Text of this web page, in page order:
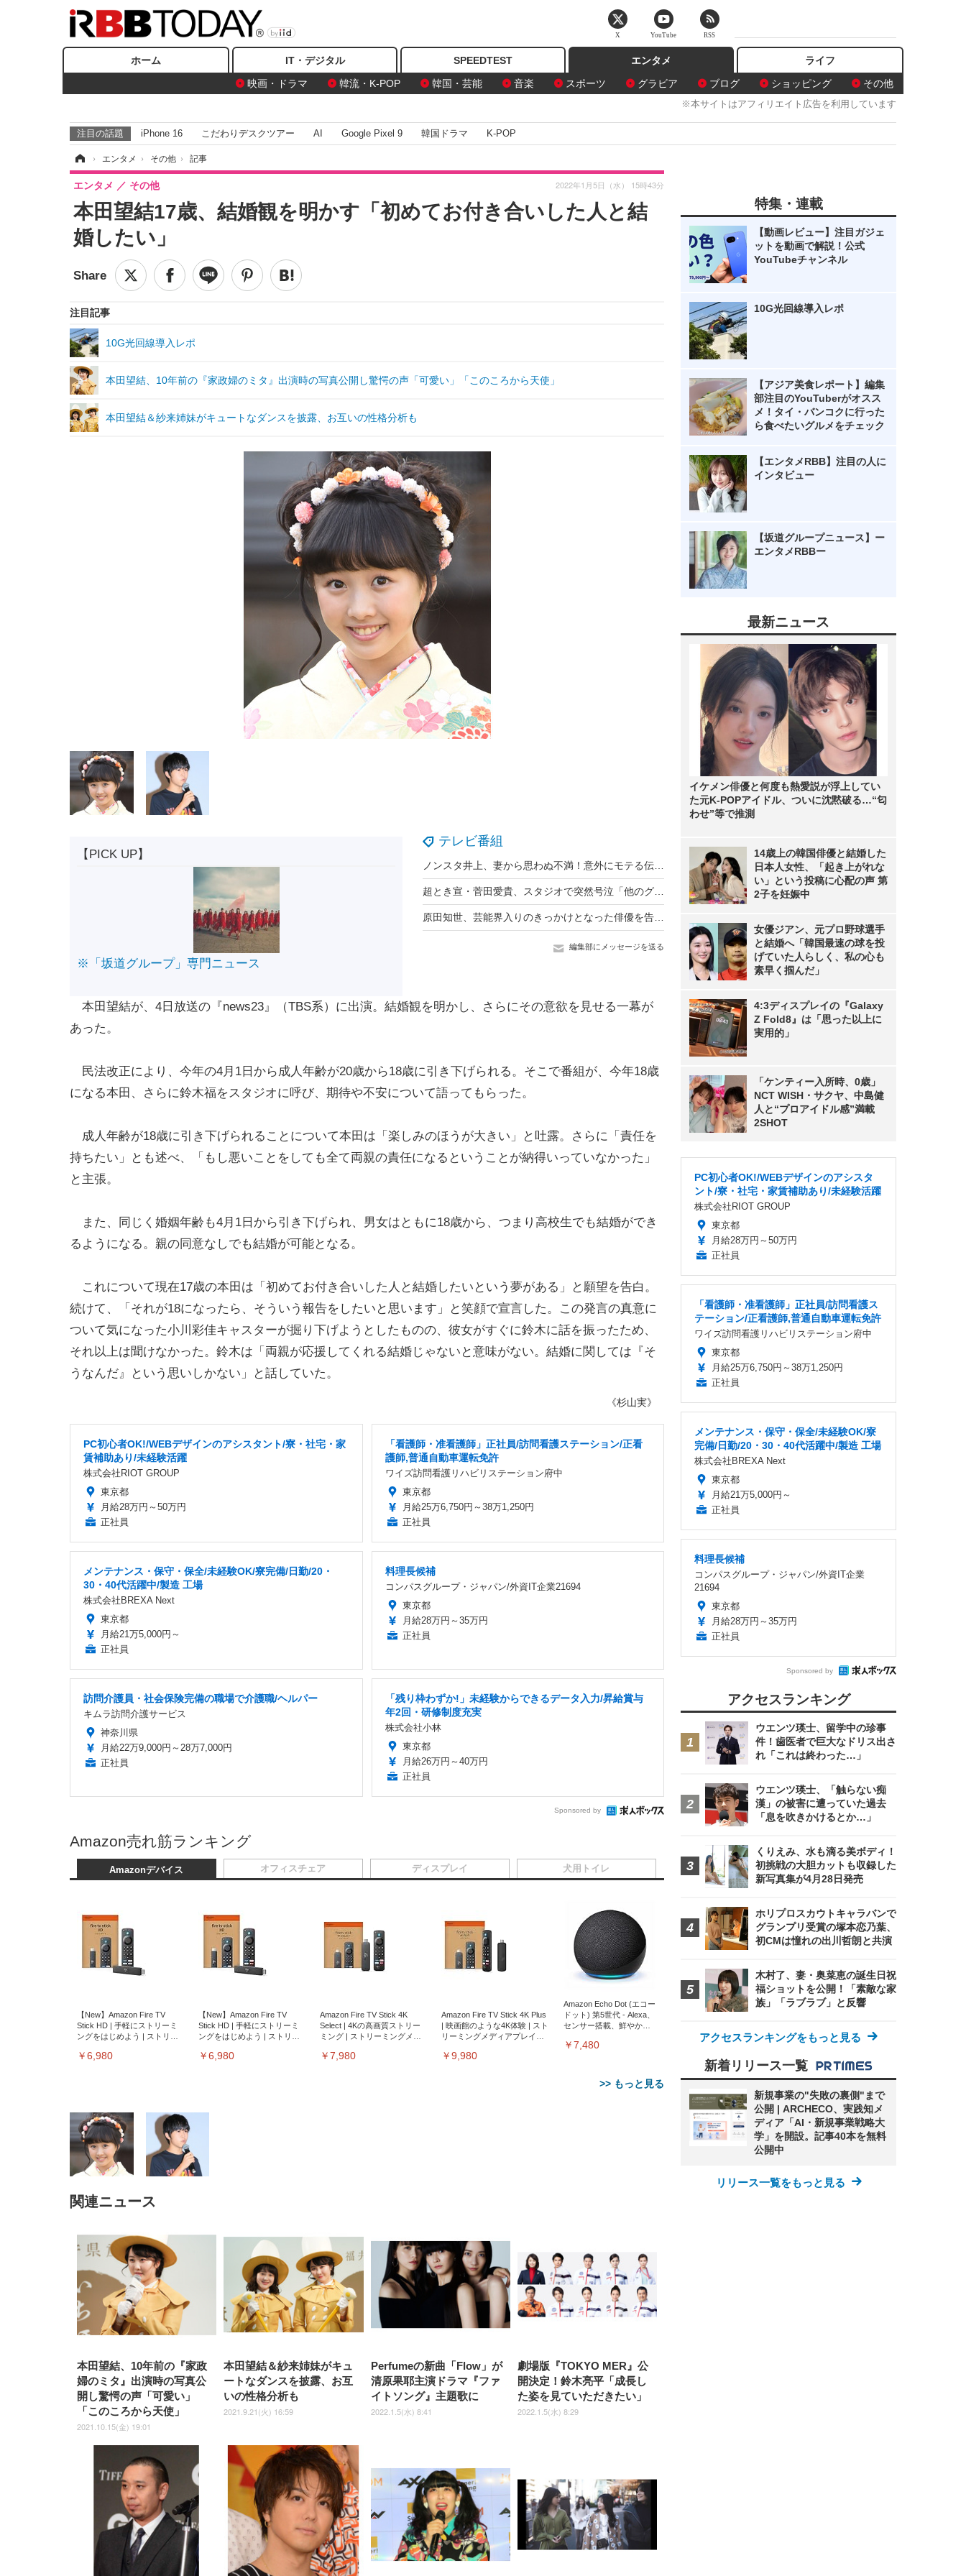
ホーム IT・デジタル SPEEDTEST
エンタメ
映画・ドラマ
韓流・K-POP 韓国・芸能 音楽 スポーツ グラビア ブログ ショッピング その他
ライフ
※本サイトはアフィリエイト広告を利用しています
注目の話題 iPhone 16 こだわりデスクツアー AI Google Pixel 9 韓国ドラマ K-POP
› エンタメ › その他 › 記事
本田望結17歳、結婚観を明かす「初めてお付き合いした人と結
婚したい」
エンタメ その他 2022年1月5日（水） 15時43分
注目記事
10G光回線導入レポ
本田望結、10年前の『家政婦のミタ』出演時の写真公開し驚愕の声「可愛い」「このころから天使」
本田望結＆紗来姉妹がキュートなダンスを披露、お互いの性格分析も
テレビ番組
編集部にメッセージを送る
【PICK UP】
※「坂道グループ」専門ニュース
本田望結が、4日放送の『news23』（TBS系）に出演。結婚観を明かし、さらにその意欲を見せる一幕が
あった。
民法改正により、今年の4月1日から成人年齢が20歳から18歳に引き下げられる。そこで番組が、今年18歳
になる本田、さらに鈴木福をスタジオに呼び、期待や不安について語ってもらった。
成人年齢が18歳に引き下げられることについて本田は「楽しみのほうが大きい」と吐露。さらに「責任を
持ちたい」とも述べ、「もし悪いことをしても全て両親の責任になるということが納得いっていなかった」
と主張。
また、同じく婚姻年齢も4月1日から引き下げられ、男女はともに18歳から、つまり高校生でも結婚ができ
るようになる。親の同意なしでも結婚が可能となる。
これについて現在17歳の本田は「初めてお付き合いした人と結婚したいという夢がある」と願望を告白。
続けて、「それが18になったら、そういう報告をしたいと思います」と笑顔で宣言した。この発言の真意に
ついて気になった小川彩佳キャスターが掘り下げようとしたものの、彼女がすぐに鈴木に話を振ったため、
それ以上は聞けなかった。鈴木は「両親が応援してくれる結婚じゃないと意味がない。結婚に関しては『そ
うなんだ』という思いしかない」と話していた。
《杉山実》
PC初心者OK!/WEBデザインのアシスタント/寮・社宅・家
賃補助あり/未経験活躍
株式会社RIOT GROUP
東京都
月給28万円～50万円
正社員
「看護師・准看護師」正社員/訪問看護ステーション/正看
護師,普通自動車運転免許
ワイズ訪問看護リハビリステーション府中
東京都
月給25万6,750円～38万1,250円
正社員
メンテナンス・保守・保全/未経験OK/寮完備/日勤/20・
30・40代活躍中/製造 工場
株式会社BREXA Next
東京都
月給21万5,000円～
正社員
料理長候補
コンパスグループ・ジャパン/外資IT企業21694
東京都
月給28万円～35万円
正社員
訪問介護員・社会保険完備の職場で介護職/ヘルパー
キムラ訪問介護サービス
神奈川県
月給22万9,000円～28万7,000円
正社員
「残り枠わずか!」未経験からできるデータ入力/昇給賞与
年2回・研修制度充実
株式会社小林
東京都
月給26万円～40万円
正社員
Sponsored by
Amazon売れ筋ランキング
Amazonデバイス
【New】Amazon Fire TV
Stick HD | 手軽にストリーミ
ングをはじめよう | ストリー
￥6,980
【New】Amazon Fire TV
Stick HD | 手軽にストリーミ
ングをはじめよう | ストリー
￥6,980
Amazon Fire TV Stick 4K
Select | 4Kの高画質ストリー
ミング | ストリーミングメデ
￥7,980
Amazon Fire TV Stick 4K Plus
| 映画館のような4K体験 | スト
リーミングメディアプレイヤ
￥9,980
Amazon Echo Dot (エコー
ドット) 第5世代 - Alexa、
センサー搭載、鮮やかな
￥7,480
>> もっと見る
オフィスチェア
子 テレワーク 疲れない 跳ね
上げ式アームレスト コンパク
ト 約105度ロッキング pc 事務
椅子 360度回転 座面昇降 強化
ナイロン樹脂ベース 通気性メ
ッシュ 在宅ワーク H-
WY01(黒網+黒枠+黒足)
／デスクチェア メッシュチェ
ア 人間工学 疲れない ブラッ
チェア 疲れない テレワーク
チェア 強化バックレスト 30
度ロッキング機能 人間工学 椅
子 腰サポート 90度跳ね上げ
式アームレスト 3Dヘッドレス
ト ハンガー付き 高反発クッシ
ョン PCチェア 通気性メッシ
ュ ゲーミング/勉強/事務用 お
しゃれ パソコンチェア (ブラ
ック)
￥7,680
チェア 強化バックレスト 30度
ロッキング機能 人間工学 椅子
腰サポート 90度跳ね上げ式ア
ームレスト 3Dヘッドレスト
ハンガー付き 高反発クッショ
ン PCチェア 通気性メッシュ
ゲーミング/勉強/事務用 おし
ゃれ パソコンチェア (ホワイ
￥7,680
ス圧無段階昇降 360度回
転 キャスター付き コンパ
クト 幅52×奥行58.5×高さ
84～96cm テレワーク 在
宅勤務 ブラック
￥4,139
ディスプレイ
EV3240X-WT | 31.5型4K
UHD・USB Type-C・ホワイ
￥105,595
EV2740X-WT | 27.0型4K
UHD・USB Type-C・ホワイ
ク付き（CFI-ZDM1J）
￥49,979
HD（1920×1080）VA 非光
沢 HDMI/DisplayPort/VGA
スピーカー内蔵 高さ調整 ス
イベル VESA対応
ComfortView ビジネス向け
￥15,800
1ms FHD 量子ドット 残像低減 (3
年保証 | 輝点保証 | 日本メーカー)
￥34,980
犬用トイレ
ーツ 薄型 レギュラー 1回使い
捨て 無香料 ホワイト 300枚
ーツ 厚型 ワイド 42枚x2袋(84
枚) ホワイト(吸収面:ライトブ
ツ L 中型犬用 26枚入り 単品
￥1,800
Smart Basic アイリスオーヤマ
ペットシーツ 超厚型 お徳用
ワイド 100枚入 (x 1) (ケース
販売)
￥3,670
【Amazon.co.jp限定】
￥3,731
関連ニュース
本田望結、10年前の『家政
婦のミタ』出演時の写真公
開し驚愕の声「可愛い」
「このころから天使」
2021.10.15(金) 19:01
本田望結＆紗来姉妹がキュ
ートなダンスを披露、お互
いの性格分析も
2021.9.21(火) 16:59
Perfumeの新曲「Flow」が
清原果耶主演ドラマ『ファ
イトソング』主題歌に
2022.1.5(水) 8:41
劇場版『TOKYO MER』公
開決定！鈴木亮平「成長し
た姿を見ていただきたい」
2022.1.5(水) 8:29
特集・連載
【動画レビュー】注目ガジェ
ットを動画で解説！公式
YouTubeチャンネル
10G光回線導入レポ
【アジア美食レポート】編集
部注目のYouTuberがオスス
メ！タイ・バンコクに行った
ら食べたいグルメをチェック
【エンタメRBB】注目の人に
インタビュー
【坂道グループニュース】ー
エンタメRBBー
最新ニュース
イケメン俳優と何度も熱愛説が浮上してい
た元K-POPアイドル、ついに沈黙破る…“匂
わせ”等で推測
14歳上の韓国俳優と結婚した
日本人女性、「起き上がれな
い」という投稿に心配の声 第
2子を妊娠中
女優ジアン、元プロ野球選手
と結婚へ「韓国最速の球を投
げていた人らしく、私の心も
素早く掴んだ」
4:3ディスプレイの『Galaxy
Z Fold8』は「思った以上に
実用的」
「ケンティー入所時、0歳」
NCT WISH・サクヤ、中島健
人と“プロアイドル感”満載
2SHOT
PC初心者OK!/WEBデザインのアシスタ
ント/寮・社宅・家賃補助あり/未経験活躍
株式会社RIOT GROUP
東京都
月給28万円～50万円
正社員
「看護師・准看護師」正社員/訪問看護ス
テーション/正看護師,普通自動車運転免許
ワイズ訪問看護リハビリステーション府中
東京都
月給25万6,750円～38万1,250円
正社員
メンテナンス・保守・保全/未経験OK/寮
完備/日勤/20・30・40代活躍中/製造 工場
株式会社BREXA Next
東京都
月給21万5,000円～
正社員
料理長候補
コンパスグループ・ジャパン/外資IT企業
21694
東京都
月給28万円～35万円
正社員
Sponsored by
アクセスランキング
ウエンツ瑛士、留学中の珍事
件！歯医者で巨大なドリス出さ
れ「これは終わった…」
ウエンツ瑛士、「触らない痴
漢」の被害に遭っていた過去
「息を吹きかけるとか…」
くりえみ、水も滴る美ボディ！
初挑戦の大胆カットも収録した
新写真集が4月28日発売
ホリプロスカウトキャラバンで
グランプリ受賞の塚本恋乃葉、
初CMは憧れの出川哲朗と共演
木村了、妻・奥菜恵の誕生日祝
福ショットを公開！「素敵な家
族」「ラブラブ」と反響
アクセスランキングをもっと見る
新着リリース一覧
新規事業の"失敗の裏側"まで
公開 | ARCHECO、実践知メ
ディア「AI・新規事業戦略大
学」を開設。記事40本を無料
公開中
リリース一覧をもっと見る
X YouTube RSS